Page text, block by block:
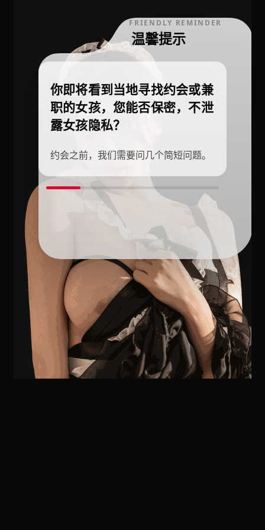
FRIENDLY REMINDER
温馨提示
你即将看到当地寻找约会或兼
职的女孩，您能否保密，不泄
露女孩隐私？
约会之前，我们需要问几个简短问题。